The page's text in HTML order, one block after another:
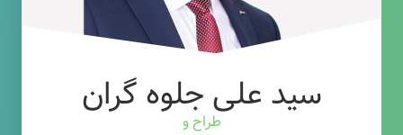
سید علی جلوه گران
طراح وب